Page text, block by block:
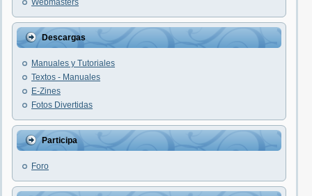
Webmasters
Descargas
Manuales y Tutoriales
Textos - Manuales
E-Zines
Fotos Divertidas
Participa
Foro